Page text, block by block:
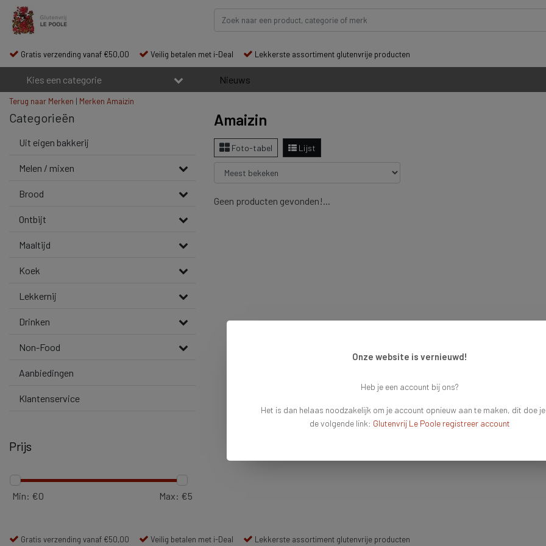
Gratis verzending vanaf €50,00 Veilig betalen met i-Deal Lekkerste assortiment glutenvrije producten
Kies een categorie Nieuws
Terug naar Merken | Merken Amaizin
Categorieën
Uit eigen bakkerij
Melen / mixen
Brood
Ontbijt
Maaltijd
Koek
Lekkernij
Drinken
Non-Food
Aanbiedingen
Klantenservice
Prijs
Min: €0 Max: €5
Amaizin
Foto-tabel Lijst
Geen producten gevonden!...
Gratis verzending vanaf €50,00 Veilig betalen met i-Deal Lekkerste assortiment glutenvrije producten
Onze website is vernieuwd!
Heb je een account bij ons?
Het is dan helaas noodzakelijk om je account opnieuw aan te maken, dit doe
de volgende link: Glutenvrij Le Poole registreer account